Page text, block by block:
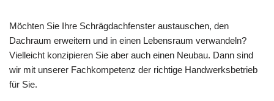
Möchten Sie Ihre Schrägdachfenster austauschen, den
Dachraum erweitern und in einen Lebensraum verwandeln?
Vielleicht konzipieren Sie aber auch einen Neubau. Dann sind
wir mit unserer Fachkompetenz der richtige Handwerksbetrieb
für Sie.